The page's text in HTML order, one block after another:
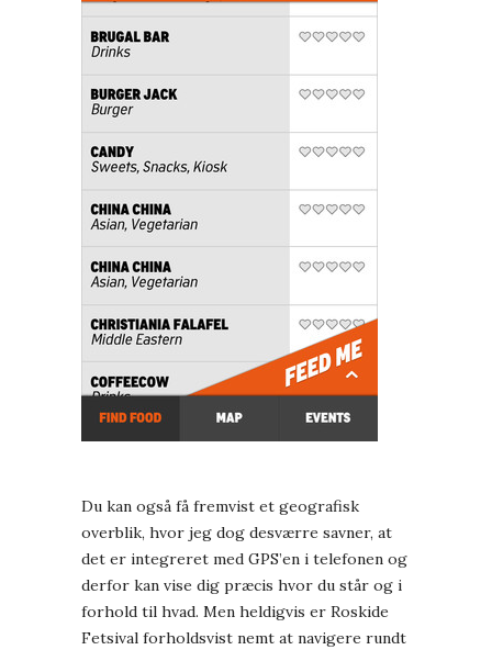
Du kan også få fremvist et geografisk
overblik, hvor jeg dog desværre savner, at
det er integreret med GPS’en i telefonen og
derfor kan vise dig præcis hvor du står og i
forhold til hvad. Men heldigvis er Roskide
Fetsival forholdsvist nemt at navigere rundt